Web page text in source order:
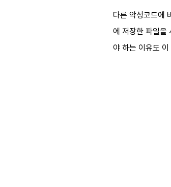
다른 악성코드에
에 저장한 파일을
야 하는 이유도 이